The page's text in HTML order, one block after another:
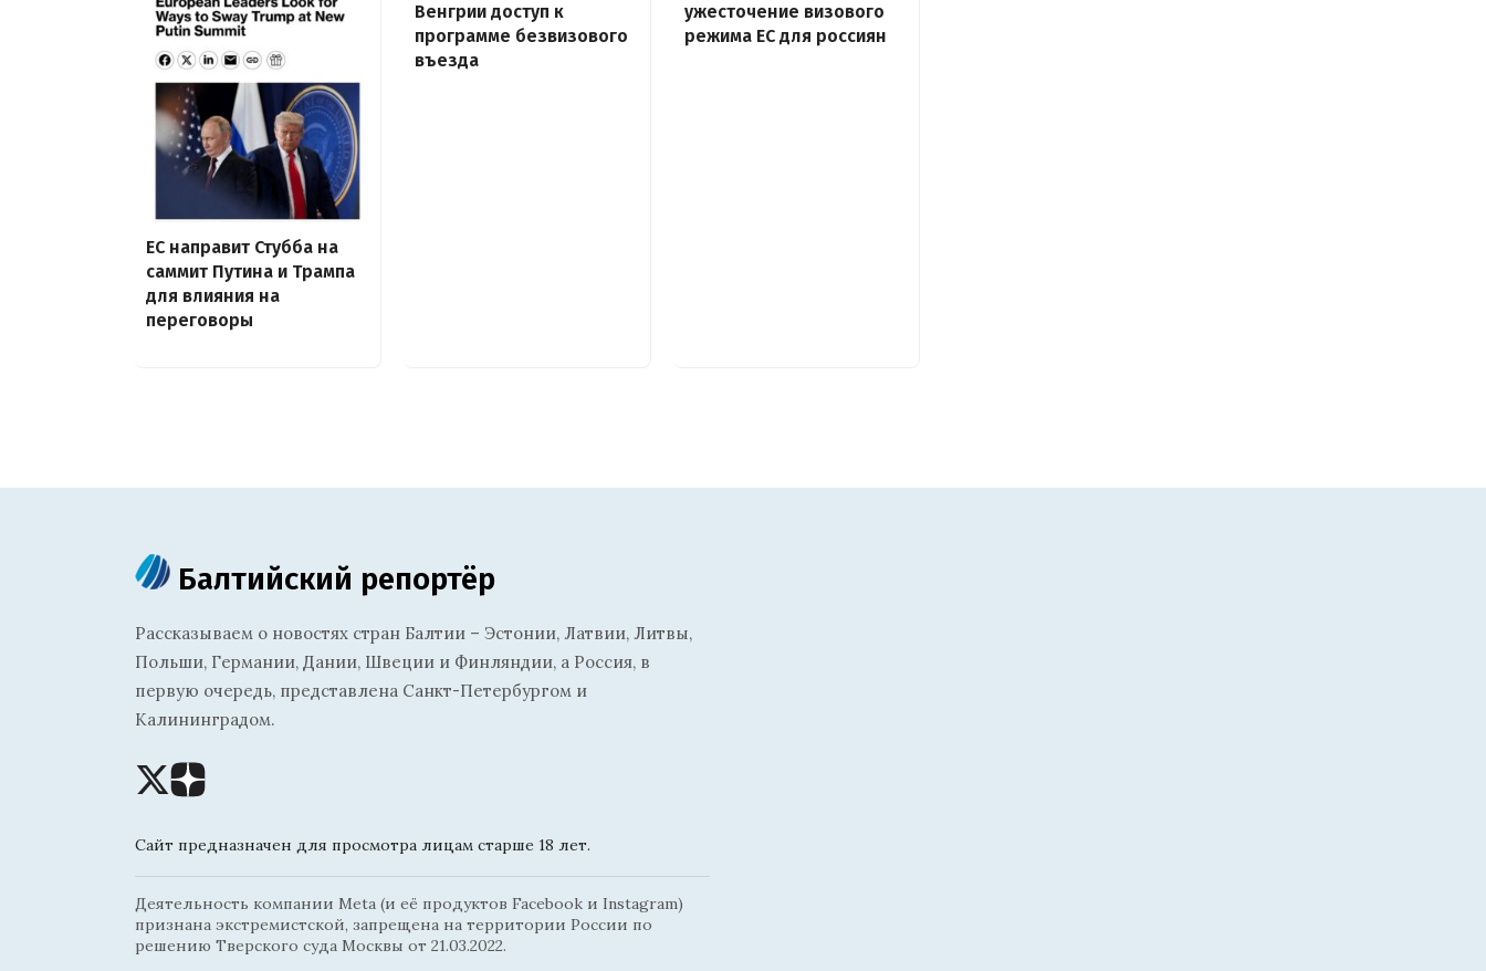
ЕС направит Стубба на
саммит Путина и Трампа
для влияния на
переговоры
Венгрии доступ к
программе безвизового
въезда
ужесточение визового
режима ЕС для россиян
Балтийский репортёр
Рассказываем о новостях стран Балтии – Эстонии, Латвии, Литвы,
Польши, Германии, Дании, Швеции и Финляндии, а Россия, в
первую очередь, представлена Санкт-Петербургом и
Калининградом.
Сайт предназначен для просмотра лицам старше 18 лет.
Деятельность компании Meta (и её продуктов Facebook и Instagram)
признана экстремистской, запрещена на территории России по
решению Тверского суда Москвы от 21.03.2022.